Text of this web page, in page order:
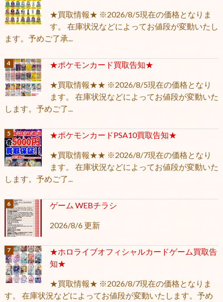
★買取情報★ ※2026/8/5現在の価格となりま
す。 在庫状況などによってお値段が変動いたし
ます。予めご了承...
★ポケモンカード買取告知★
★買取情報★★ ※2026/8/5現在の価格となり
ます。 在庫状況などによってお値段が変動いた
します。予めご了...
★ポケモンカードPSA10買取告知★
★買取情報★★ ※2026/8/7現在の価格となり
ます。 在庫状況などによってお値段が変動いた
します。予めご了...
ゲーム WEBチラシ
2026/8/6 更新
★ホロライブオフィシャルカードゲーム買取告
知★
★買取情報★ ※2026/8/7現在の価格となりま
す。 在庫状況などによってお値段が変動いたします。予め